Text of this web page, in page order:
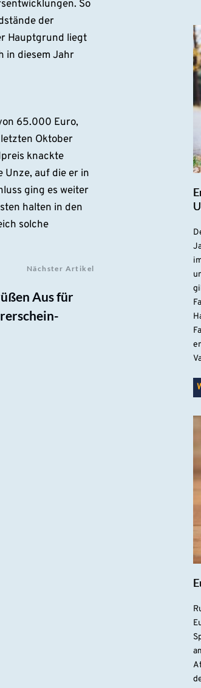
So
der
Hauptgrund liegt
in diesem Jahr
65.000 Euro,
Oktober
knackte
Unze, auf die er in
ging es weiter
halten in den
solche
Nächster Artikel
Aus für